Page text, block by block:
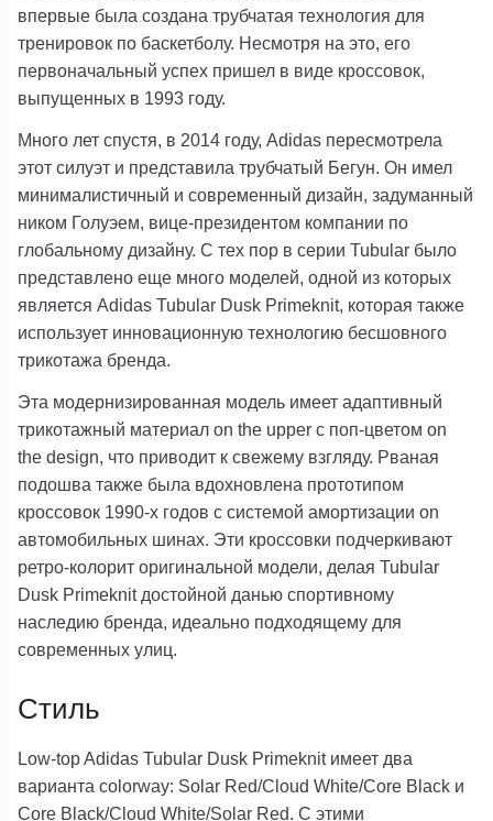
впервые была создана трубчатая технология для
тренировок по баскетболу. Несмотря на это, его
первоначальный успех пришел в виде кроссовок,
выпущенных в 1993 году.
Много лет спустя, в 2014 году, Adidas пересмотрела
этот силуэт и представила трубчатый Бегун. Он имел
минималистичный и современный дизайн, задуманный
ником Голуэем, вице-президентом компании по
глобальному дизайну. С тех пор в серии Tubular было
представлено еще много моделей, одной из которых
является Adidas Tubular Dusk Primeknit, которая также
использует инновационную технологию бесшовного
трикотажа бренда.
Эта модернизированная модель имеет адаптивный
трикотажный материал on the upper с поп-цветом on
the design, что приводит к свежему взгляду. Рваная
подошва также была вдохновлена прототипом
кроссовок 1990-х годов с системой амортизации on
автомобильных шинах. Эти кроссовки подчеркивают
ретро-колорит оригинальной модели, делая Tubular
Dusk Primeknit достойной данью спортивному
наследию бренда, идеально подходящему для
современных улиц.
Стиль
Low-top Adidas Tubular Dusk Primeknit имеет два
варианта colorway: Solar Red/Cloud White/Core Black и
Core Black/Cloud White/Solar Red. С этими